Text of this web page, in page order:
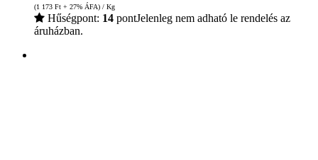
(1 173 Ft + 27% ÁFA) / Kg
Hűségpont: 14 pontJelenleg nem adható le rendelés az
áruházban.